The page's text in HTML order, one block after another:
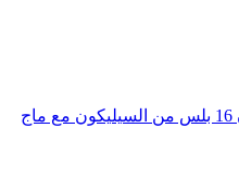
أبل غطاء حماية خلفي لجوال ايفون 16 بلس من السيليكون مع ماج